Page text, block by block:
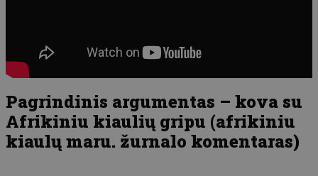
Pagrindinis argumentas – kova su
Afrikiniu kiaulių gripu (afrikiniu
kiaulų maru. žurnalo komentaras)